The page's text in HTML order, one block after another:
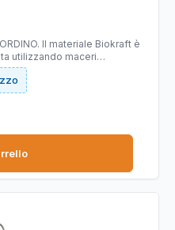
Il materiale Biokraft è
utilizzando maceri
a garantire costanza di
riciclabile e
Colore: avana. Carta